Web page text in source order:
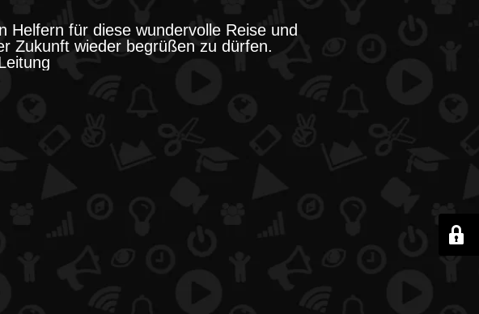
Helfern für diese wundervolle Reise und
Zukunft wieder begrüßen zu dürfen.